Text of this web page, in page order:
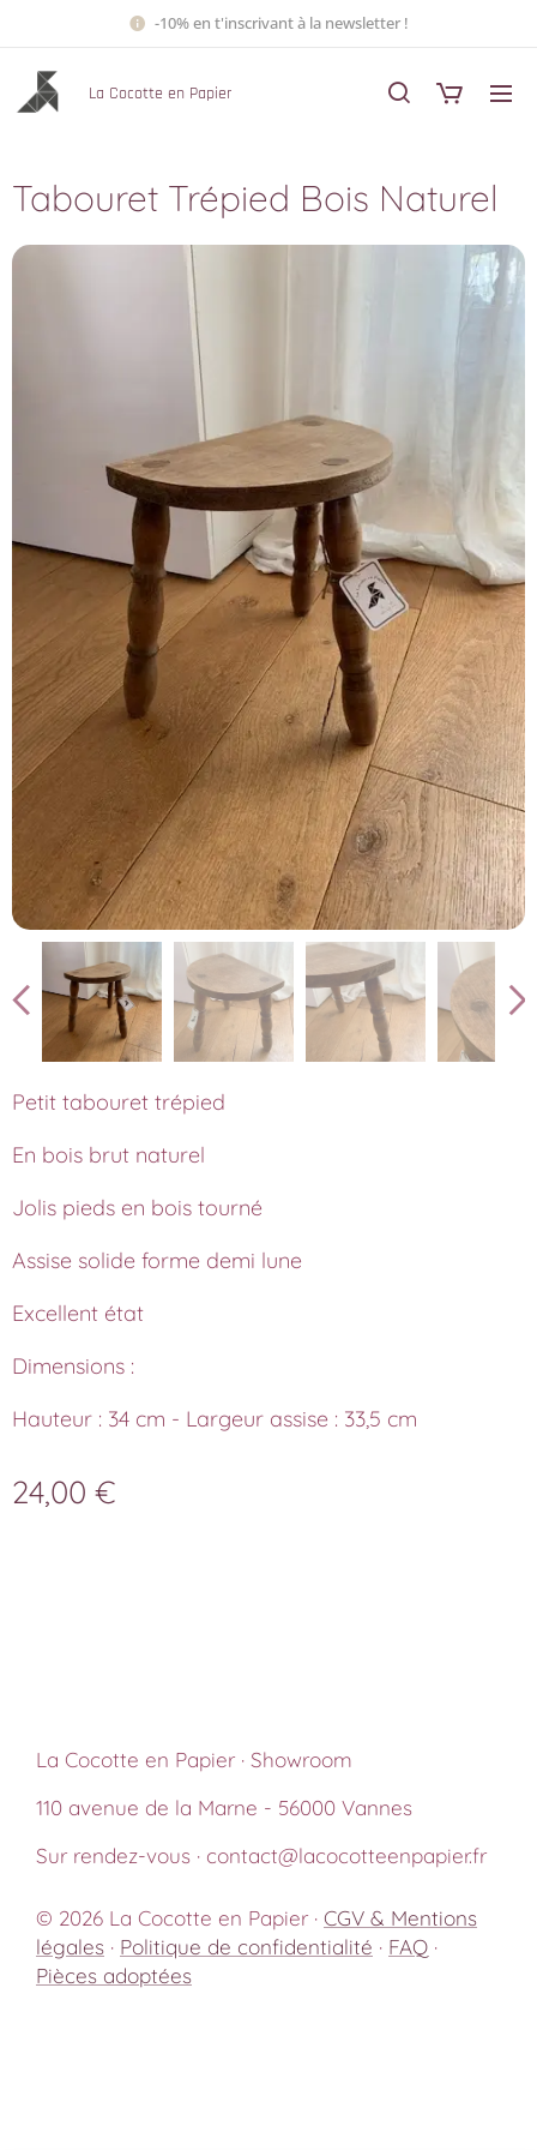
-10% en t'inscrivant à la newsletter !
La Cocotte en Papier
Tabouret Trépied Bois Naturel
Petit tabouret trépied
En bois brut naturel
Jolis pieds en bois tourné
Assise solide forme demi lune
Excellent état
Dimensions :
Hauteur : 34 cm - Largeur assise : 33,5 cm
24,00 €
La Cocotte en Papier · Showroom
110 avenue de la Marne - 56000 Vannes
Sur rendez-vous · contact@lacocotteenpapier.fr
© 2026 La Cocotte en Papier · CGV & Mentions
légales · Politique de confidentialité · FAQ ·
Pièces adoptées